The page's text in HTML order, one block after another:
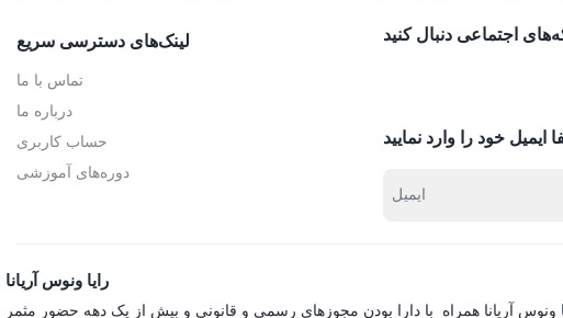
لینک‌های دسترسی سریع
تماس با ما
درباره ما
حساب کاربری
دوره‌های آموزشی
اجتماعی دنبال کنید
ایمیل خود را وارد نمایید
رایا ونوس آریانا
آریانا همراه با دارا بودن مجوزهای رسمی و قانونی و بیش از یک دهه حضور مثمر